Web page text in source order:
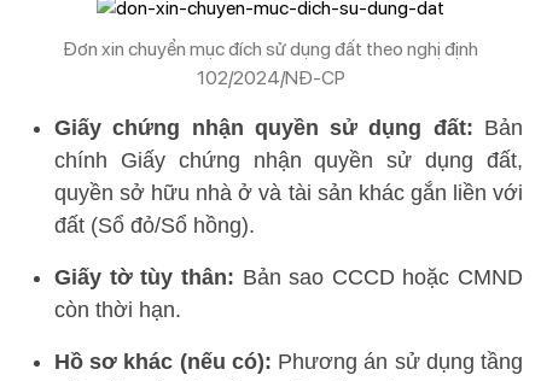
Đơn xin chuyển mục đích sử dụng đất theo nghị định
102/2024/NĐ-CP
Giấy chứng nhận quyền sử dụng đất: Bản
chính Giấy chứng nhận quyền sử dụng đất,
quyền sở hữu nhà ở và tài sản khác gắn liền với
đất (Sổ đỏ/Sổ hồng).
Giấy tờ tùy thân: Bản sao CCCD hoặc CMND
còn thời hạn.
Hồ sơ khác (nếu có): Phương án sử dụng tầng